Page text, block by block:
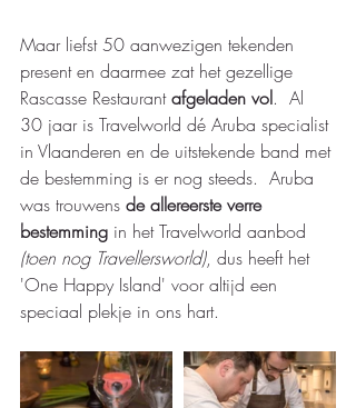
Maar liefst 50 aanwezigen tekenden
present en daarmee zat het gezellige
Rascasse Restaurant afgeladen vol.  Al
30 jaar is Travelworld dé Aruba specialist
in Vlaanderen en de uitstekende band met
de bestemming is er nog steeds.  Aruba
was trouwens de allereerste verre
bestemming in het Travelworld aanbod
(toen nog Travellersworld), dus heeft het
'One Happy Island' voor altijd een
speciaal plekje in ons hart.